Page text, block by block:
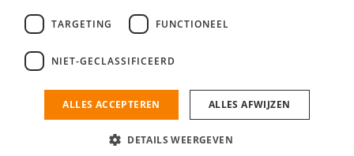
login
Bedrijf aanmelden
nieuwe collega/werknemer zo gevonden!
TARGETING FUNCTIONEEL
NIET-GECLASSIFICEERD
ALLES ACCEPTEREN ALLES AFWIJZEN
DETAILS WEERGEVEN